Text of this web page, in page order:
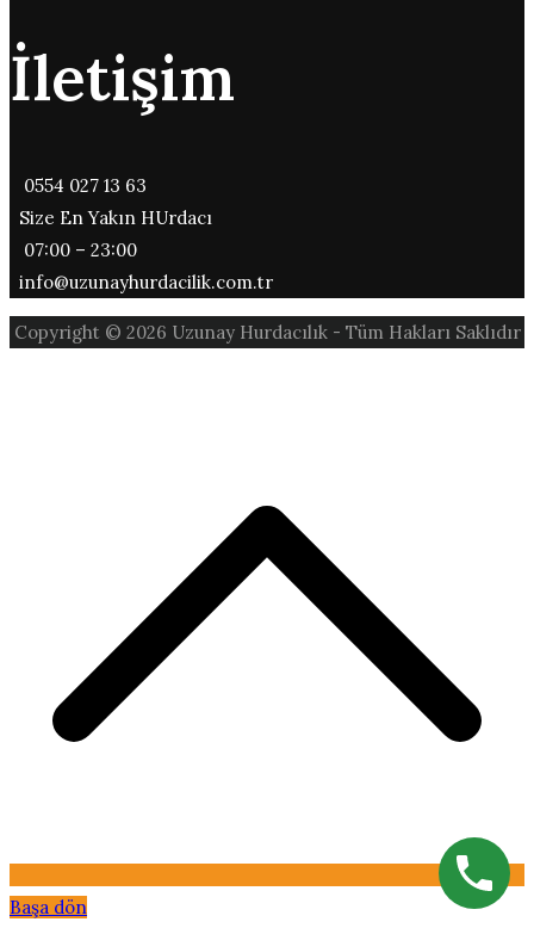
İletişim
0554 027 13 63
Size En Yakın HUrdacı
07:00 – 23:00
info@uzunayhurdacilik.com.tr
Copyright © 2026 Uzunay Hurdacılık - Tüm Hakları Saklıdır
Başa dön